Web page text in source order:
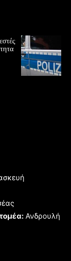
Ανδρουλή